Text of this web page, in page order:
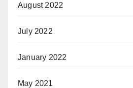
August 2022
July 2022
January 2022
May 2021